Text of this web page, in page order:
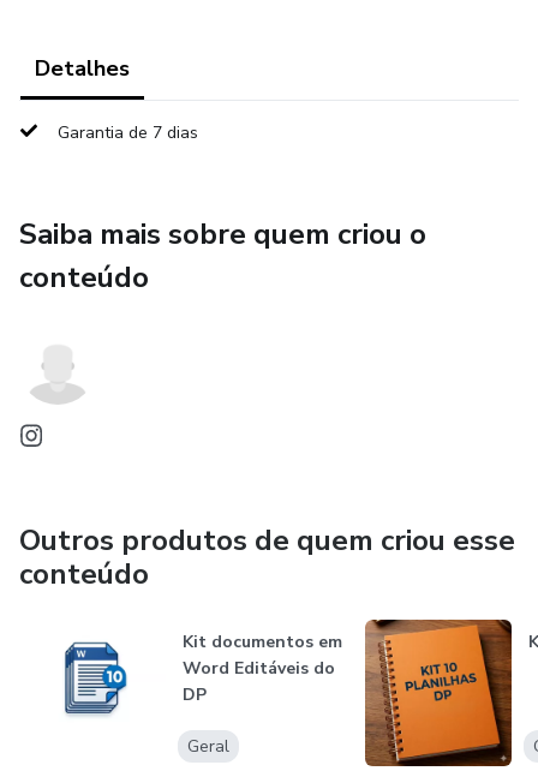
✔ Admissão passo a passo
✔ Rescisão e cálculos rescisórios
✔ Benefícios (vale transporte, alimentação, etc.)
✔ Folha de pagamento
✔ Pensão alimentícia
✔ Sindicatos e acordos
✔ Hora extra e DSR
✔ Adicional noturno
Detalhes
Garantia de 7 dias
Saiba mais sobre quem criou o
conteúdo
Outros produtos de quem criou esse
conteúdo
Kit documentos em
Word Editáveis do
DP
Geral